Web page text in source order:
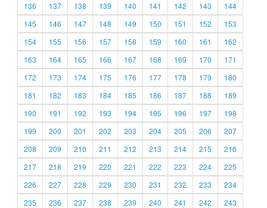
136
137 138 139 140 141 142 143
144
145
146 147 148 149 150 151 152
153
154
155 156 157 158 159 160 161
162
163
164 165 166 167 168 169 170
171
172
173 174 175 176 177 178 179
180
181
182 183 184 185 186 187 188
189
190
191 192 193 194 195 196 197
198
199
200 201 202 203 204 205 206
207
208
209 210 211 212 213 214 215
216
217
218 219 220 221 222 223 224
225
226
227 228 229 230 231 232 233
234
235
236 237 238 239 240 241 242
243